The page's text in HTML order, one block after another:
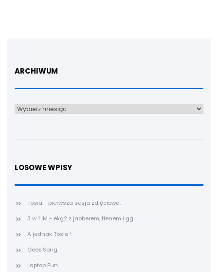
ARCHIWUM
Archiwum
LOSOWE WPISY
Tosia - pierwsza sesja zdjęciowa.
3 w 1 IM - ekg2 z jabberem, tlenem i gg
A jednak Tosia !
Geek Song
Laptop Fun